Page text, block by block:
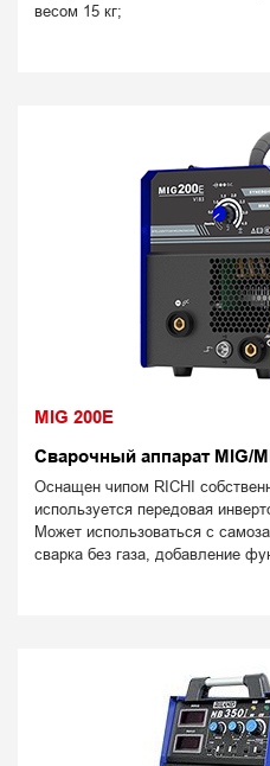
весом 15 кг;
MIG 200E
Сварочный аппарат MIG/
Оснащен чипом RICHI
используется передовая
Может использоваться с
сварка без газа, добавление